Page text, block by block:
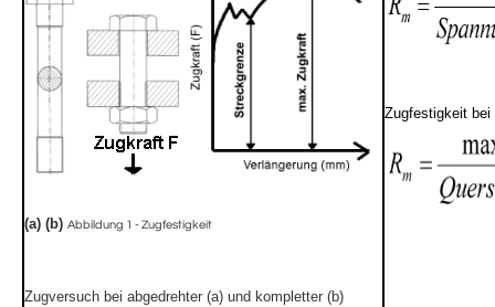
Zugfestigkeit
(a) (b) Abbildung 1 - Zugfestigkeit
Zugversuch bei abgedrehter (a) und kompletter (b)